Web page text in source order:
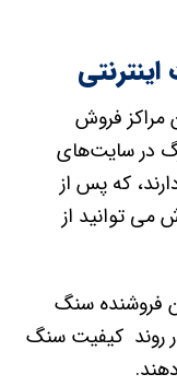
مراکز فروش
در سایت‌های
که پس از
می توانید از
فروشنده سنگ
روند کیفیت سنگ